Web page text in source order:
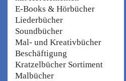
E-Books & Hörbücher
Liederbücher
Soundbücher
Mal- und Kreativbücher
Beschäftigung
Kratzelbücher Sortiment
Malbücher